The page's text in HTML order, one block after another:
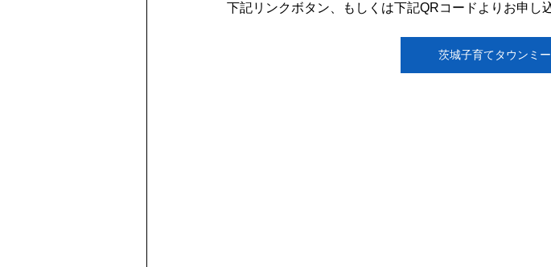
下記リンクボタン、もしくは下記QRコードよりお申し
茨城子育てタウンミ